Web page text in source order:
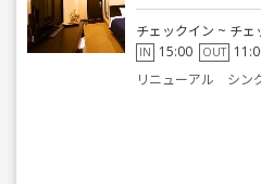
チェックイン ~ チェ
IN 15:00 OUT
リニューアル シン